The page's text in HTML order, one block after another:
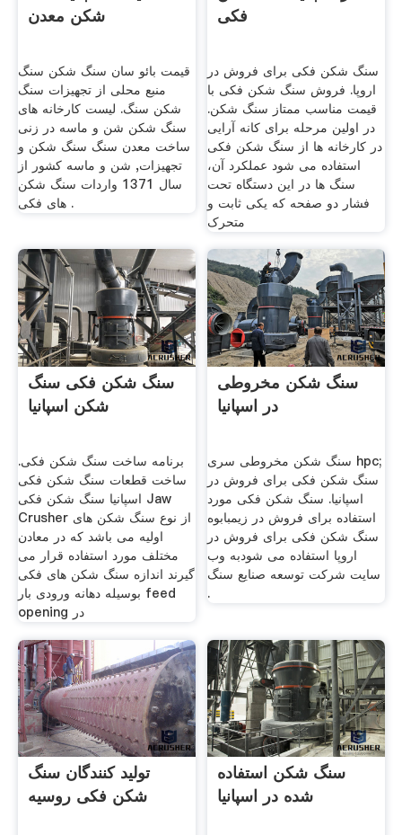
شکن معدن
قیمت بائو سان سنگ شکن سنگ
منبع محلی از تجهیزات سنگ
شکن سنگ. لیست کارخانه های
سنگ شکن شن و ماسه در زنی
ساخت معدن سنگ سنگ شکن و
تجهیزات, شن و ماسه کشور از
سال 1371 واردات سنگ شکن
های فکی .
فکی
سنگ شکن فکی برای فروش در
اروپا. فروش سنگ شکن فکی با
قیمت مناسب ممتاز سنگ شکن.
در اولین مرحله برای کانه آرایی
در کارخانه ها از سنگ شکن فکی
استفاده می شود عملکرد آن،
سنگ ها در این دستگاه تحت
فشار دو صفحه که یکی ثابت و
متحرک
سنگ شکن فکی سنگ
شکن اسپانیا
برنامه ساخت سنگ شکن فکی.
ساخت قطعات سنگ شکن فکی
اسپانیا سنگ شکن فکی Jaw
Crusher از نوع سنگ شکن های
اولیه می باشد که در معادن
مختلف مورد استفاده قرار می
گیرند اندازه سنگ شکن های فکی
بوسیله دهانه ورودی بار feed
opening در
سنگ شکن مخروطی
در اسپانیا
سنگ شکن مخروطی سری hpc;
سنگ شکن فکی برای فروش در
اسپانیا. سنگ شکن فکی مورد
استفاده برای فروش در زیمبابوه
سنگ شکن فکی برای فروش در
اروپا استفاده می شودبه وب
سایت شرکت توسعه صنایع سنگ
.
تولید کنندگان سنگ
شکن فکی روسیه
سنگ شکن استفاده
شده در اسپانیا